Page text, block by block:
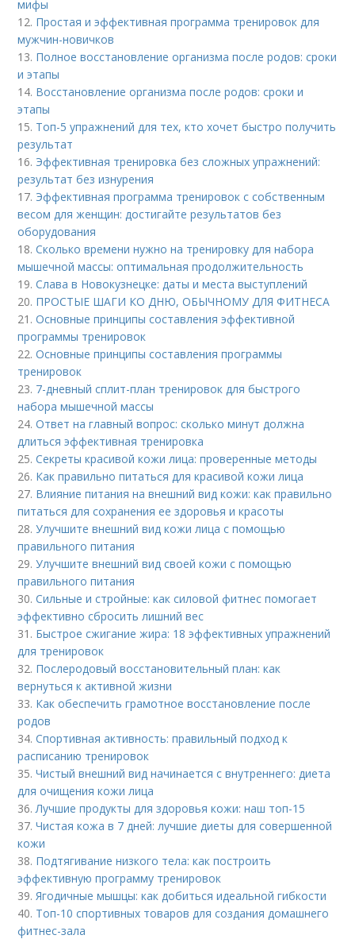
мифы
12. Простая и эффективная программа тренировок для
мужчин-новичков
13. Полное восстановление организма после родов: сроки
и этапы
14. Восстановление организма после родов: сроки и
этапы
15. Топ-5 упражнений для тех, кто хочет быстро получить
результат
16. Эффективная тренировка без сложных упражнений:
результат без изнурения
17. Эффективная программа тренировок с собственным
весом для женщин: достигайте результатов без
оборудования
18.Сколько времени нужно на тренировку для набора
мышечной массы: оптимальная продолжительность
19.Слава в Новокузнецке: даты и места выступлений
20. ПРОСТЫЕ ШАГИ КО ДНЮ, ОБЫЧНОМУ ДЛЯ ФИТНЕСА
21.Основные принципы составления эффективной
программы тренировок
22.Основные принципы составления программы
тренировок
23. 7-дневный сплит-план тренировок для быстрого
набора мышечной массы
24.Ответ на главный вопрос: сколько минут должна
длиться эффективная тренировка
25.Секреты красивой кожи лица: проверенные методы
26. Как правильно питаться для красивой кожи лица
27. Влияние питания на внешний вид кожи: как правильно
питаться для сохранения ее здоровья и красоты
28.Улучшите внешний вид кожи лица с помощью
правильного питания
29.Улучшите внешний вид своей кожи с помощью
правильного питания
30.Сильные и стройные: как силовой фитнес помогает
эффективно сбросить лишний вес
31. Быстрое сжигание жира: 18 эффективных упражнений
для тренировок
32. Послеродовый восстановительный план: как
вернуться к активной жизни
33. Как обеспечить грамотное восстановление после
родов
34.Спортивная активность: правильный подход к
расписанию тренировок
35.Чистый внешний вид начинается с внутреннего: диета
для очищения кожи лица
36. Лучшие продукты для здоровья кожи: наш топ-15
37.Чистая кожа в 7 дней: лучшие диеты для совершенной
кожи
38. Подтягивание низкого тела: как построить
эффективную программу тренировок
39. Ягодичные мышцы: как добиться идеальной гибкости
40. Топ-10 спортивных товаров для создания домашнего
фитнес-зала